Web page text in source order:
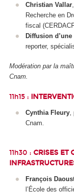
Christian Vallar
Recherche en
fiscal
Diffusion
reporter,
Modération par la
Cnam.
11h15 :
Cynthia Fleury,
Cnam.
11h30 : CRISES ET
François
l’École des